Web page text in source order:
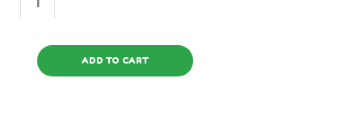
ADD TO CART